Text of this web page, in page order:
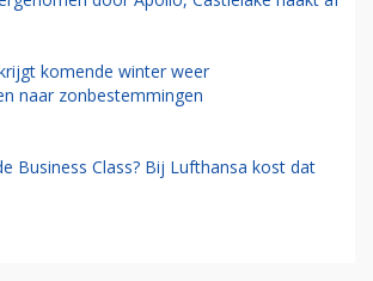
komende winter weer
naar zonbestemmingen
Business Class? Bij Lufthansa kost dat